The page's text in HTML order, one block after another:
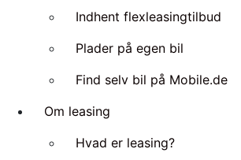
Indhent flexleasingtilbud
Plader på egen bil
Find selv bil på Mobile.de
Om leasing
Hvad er leasing?